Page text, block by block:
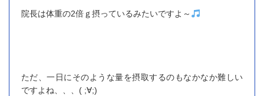
院長は体重の2倍ｇ摂っているみたいですよ～
ただ、一日にそのような量を摂取するのもなかなか難しい
ですよね、、、( ;∀;)